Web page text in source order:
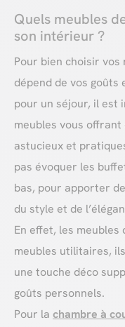
Quels meubles
son intérieur ?
Pour bien choisir
dépend de vos goûts
pour un séjour, il est
meubles vous
astucieux et
pas évoquer les
bas, pour apporter
du style et de
En effet, les meubles
meubles utilitaires,
une touche déco
goûts personnels.
Pour la chambre à